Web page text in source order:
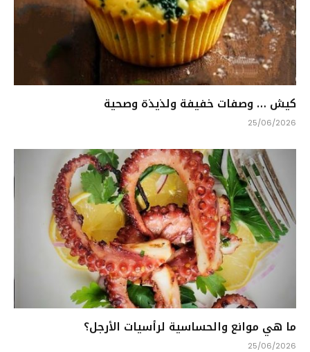
كيش … وصفات خفيفة ولذيذة وصحية
25/06/2026
ما هي موانع والحساسية لرأسيات الأرجل؟
25/06/2026